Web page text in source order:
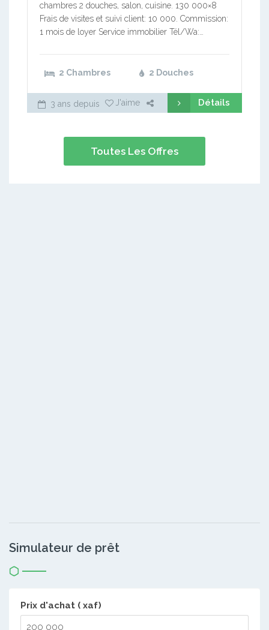
chambres 2 douches, salon, cuisine. 130 000×8
Frais de visites et suivi client: 10 000. Commission:
1 mois de loyer Service immobilier Tél/Wa:…
2 Chambres 2 Douches
3 ans depuis J'aime Détails
Toutes Les Offres
Simulateur de prêt
Prix d'achat ( xaf)